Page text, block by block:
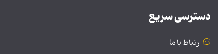
دسترسی سریع
ارتباط با ما